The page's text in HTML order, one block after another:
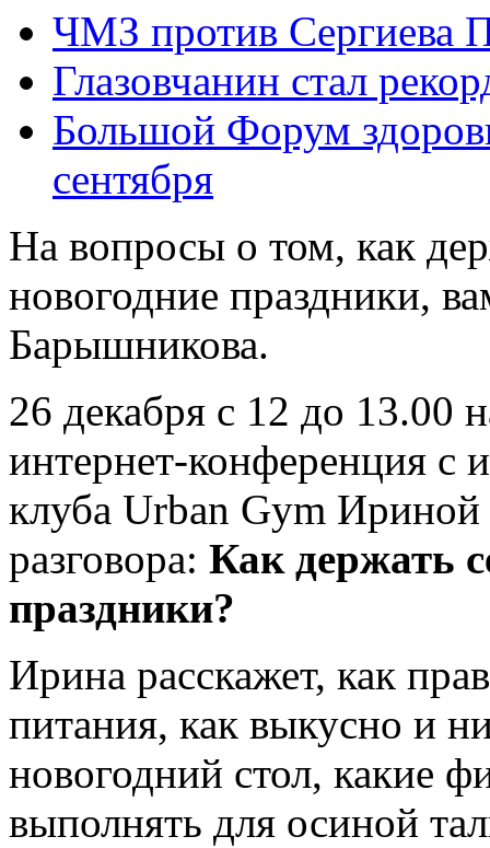
ЧМЗ против Сергиева
Глазовчанин стал
Большой Форум
сентября
На вопросы о том, как
новогодние праздники,
Барышникова.
26 декабря с 12 до 13.00
интернет-конференция с
клуба Urban Gym
разговора: Как держать
праздники?
Ирина расскажет, как
питания, как выкусно и
новогодний стол, какие
выполнять для осиной